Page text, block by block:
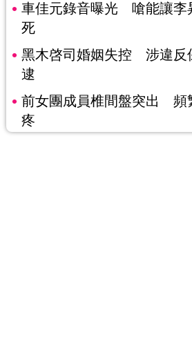
車佳元錄音曝光 嗆能讓李
死
黑木啓司婚姻失控 涉違反
逮
前女團成員椎間盤突出 頻
疼